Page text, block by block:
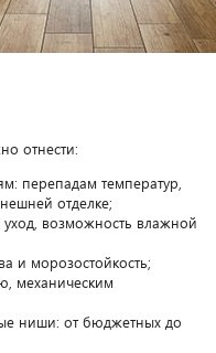
отнести:
перепадам температур,
отделке;
уход, возможность влажной
и морозостойкость;
механическим
ниши: от бюджетных до